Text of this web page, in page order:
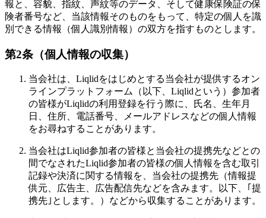
報と、容貌、指紋、声紋等のデータ、そして健康保険証の保
険者番号など、当該情報そのものをもって、特定の個人を識
別できる情報（個人識別情報）の双方を指すものとします。
第2条（個人情報の収集）
当会社は、Liqlidをはじめとする当会社が提供するオン
ラインプラットフォーム（以下、Liqlidという）参加者
の皆様がLiqlidの利用登録を行う際に、氏名、生年月
日、住所、電話番号、メールアドレスなどの個人情報
をお尋ねすることがあります。
当会社はLiqlid参加者の皆様と当会社の提携先などとの
間でなされたLiqlid参加者の皆様の個人情報を含む取引
記録や決済に関する情報を、当会社の提携先（情報提
供元、広告主、広告配信先などを含みます。以下、｢提
携先｣とします。）などから収集することがあります。